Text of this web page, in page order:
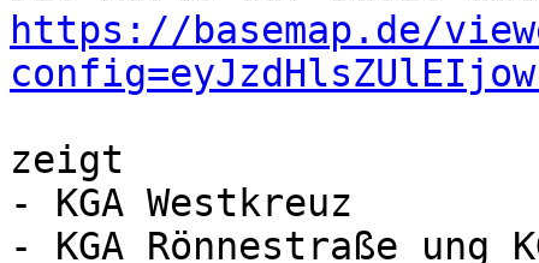
https://basemap.de/
zeigt
- KGA Westkreuz
- KGA Rönnestraße ung